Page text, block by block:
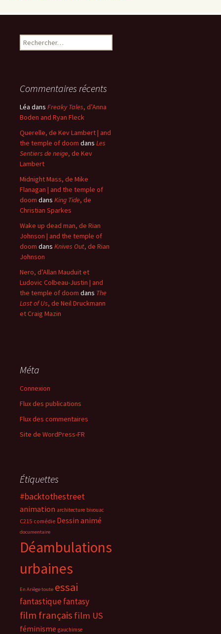
Rechercher :
Commentaires récents
Léa dans Freaky Tales, d’Anna
Boden and Ryan Fleck
Querelle, de Kev Lambert | and
the temple of doom dans Les
Sentiers de neige, de Kev
Lambert
Midnight Mass, de Mike
Flanagan | and the temple of
doom dans King Tide, de
Christian Sparkes
Wake up dead man, de Rian
Johnson | and the temple of
doom dans Knives Out, de Rian
Johnson
Nero, d’Allan Mauduit et
Ludovic Colbeau-Justin | and
the temple of doom dans The
Last of Us, de Neil Druckmann
et Craig Mazin
Méta
Connexion
Flux des publications
Flux des commentaires
Site de WordPress-FR
Étiquettes
#backtothestreet
animation architecture bivouac
C215 comédie Dessin animé
documentaire
Déambulations
urbaines
En Ariège toute essai
fantastiquefantasy
film français film US
féminisme gauchimse